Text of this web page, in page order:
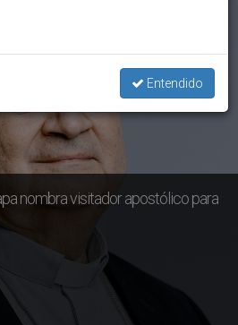
nombra visitador apostólico para
Entendido